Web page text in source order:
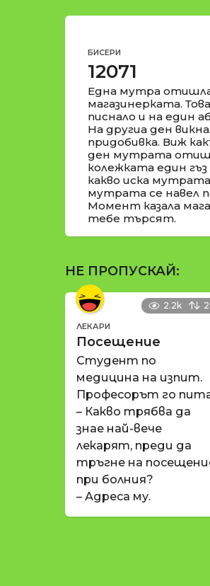
БИСЕРИ
12071
Една мутра отишла
магазинерката.
писнало и на един
На другиа ден
придобивка. Виж
ден мутрата
колежката един
какво иска
мутрата се навел
Момент казала
тебе търсят.
НЕ ПРОПУСКАЙ:
2.2k
ЛЕКАРИ
Посещение
Студент по
медицина на изпит.
Професорът го
– Какво трябва да
знае най-вече
лекарят, преди да
тръгне на
при болния?
– Адреса му.